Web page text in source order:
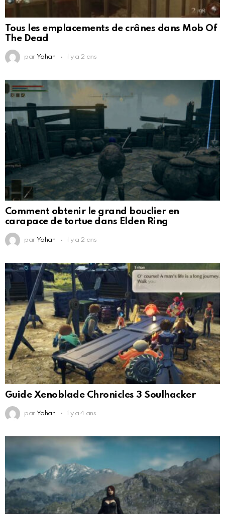
Tous les emplacements de crânes dans Mob Of
The Dead
par Yohan il y a 2 ans
Comment obtenir le grand bouclier en
carapace de tortue dans Elden Ring
par Yohan il y a 2 ans
Guide Xenoblade Chronicles 3 Soulhacker
par Yohan il y a 4 ans